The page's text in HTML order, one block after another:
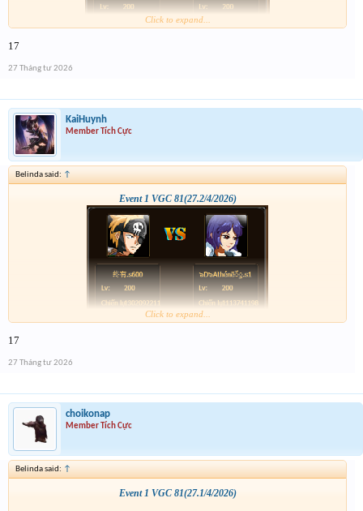
Click to expand...
17
27 Tháng tư 2026
KaiHuynh
Member Tích Cực
Belinda said: ↑
Event 1 VGC 81(27.2/4/2026)
Click to expand...
17
27 Tháng tư 2026
choikonap
Member Tích Cực
Belinda said: ↑
Event 1 VGC 81(27.1/4/2026)